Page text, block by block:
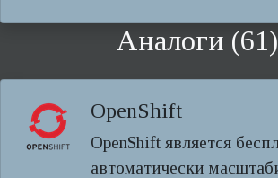
Аналоги
OpenShift
OpenShift является
автоматически